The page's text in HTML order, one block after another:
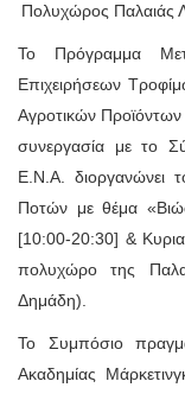
Πολυχώρος Παλαιάς
Το Πρόγραμμα
Επιχειρήσεων
Αγροτικών
συνεργασία με το
Ε.Ν.Α. διοργανώνει
Ποτών με θέμα
[10:00-20:30] &
πολυχώρο της
Δημάδη).
Το Συμπόσιο
Ακαδημίας